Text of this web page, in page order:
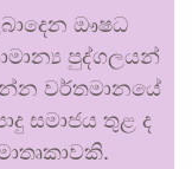
ඖෂධ
පුද්ගලයන්
වර්තමානයේ
සමාජය තුළ ද